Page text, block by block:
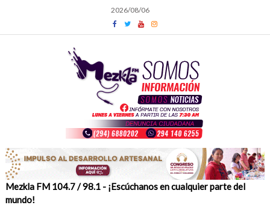
content
2026/08/06
Mezkla FM 104.7 / 98.1 - ¡Escúchanos en cualquier parte del
mundo!